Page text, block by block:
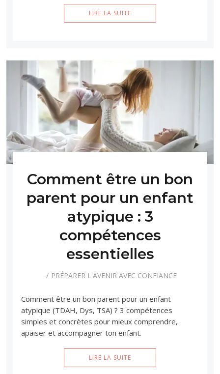
LIRE LA SUITE
Comment être un bon
parent pour un enfant
atypique : 3
compétences
essentielles
PRÉPARER L'AVENIR AVEC CONFIANCE
Comment être un bon parent pour un enfant
atypique (TDAH, Dys, TSA) ? 3 compétences
simples et concrètes pour mieux comprendre,
apaiser et accompagner ton enfant.
LIRE LA SUITE